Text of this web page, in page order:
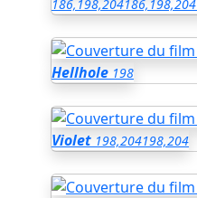
186,198,204186,198,204
Hellhole 198
Violet 198,204198,204